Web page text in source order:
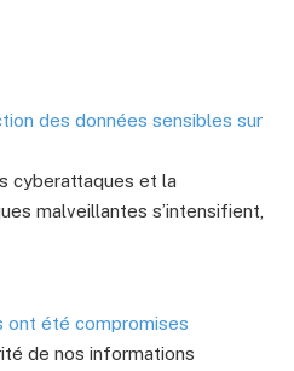
des données sensibles sur
cyberattaques et la
malveillantes s’intensifient,
ont été compromises
de nos informations